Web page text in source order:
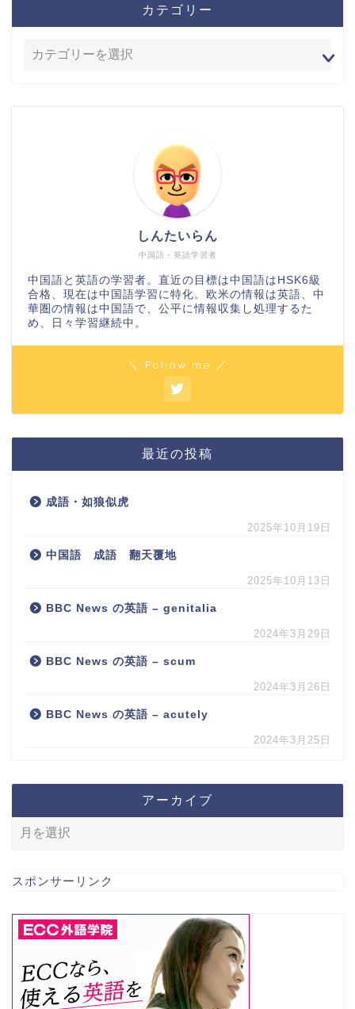
カテゴリー
中国語・英語学習者
しんたいらん
中国語と英語の学習者。直近の目標は中国語はHSK6級
合格、現在は中国語学習に特化。欧米の情報は英語、中
華圏の情報は中国語で、公平に情報収集し処理するた
め、日々学習継続中。
＼ Follow me ／
最近の投稿
成語・如狼似虎
2025年10月19日
中国語 成語 翻天覆地
2025年10月13日
BBC News の英語 – genitalia
2024年3月29日
BBC News の英語 – scum
2024年3月26日
BBC News の英語 – acutely
2024年3月25日
アーカイブ
スポンサーリンク